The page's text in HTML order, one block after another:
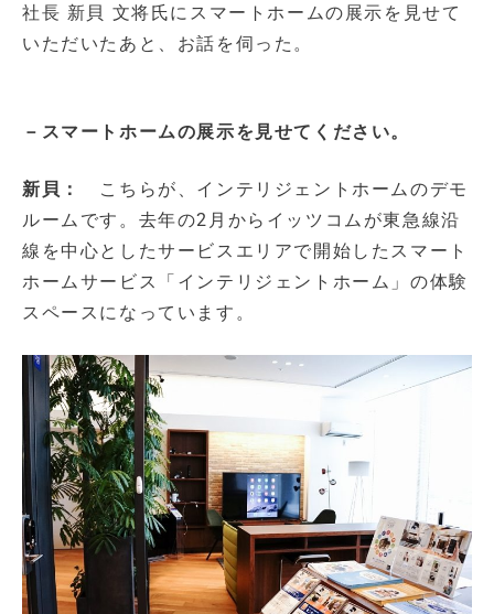
社長 新貝 文将氏にスマートホームの展示を見せて
いただいたあと、お話を伺った。
－スマートホームの展示を見せてください。
新貝：
こちらが、インテリジェントホームのデモ
ルームです。去年の2月からイッツコムが東急線沿
線を中心としたサービスエリアで開始したスマート
ホームサービス「インテリジェントホーム」の体験
スペースになっています。